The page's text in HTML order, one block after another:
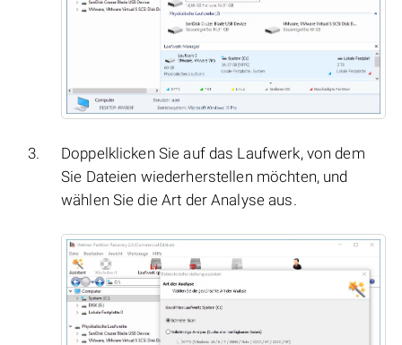
Doppelklicken Sie auf das Laufwerk, von dem
Sie Dateien wiederherstellen möchten, und
wählen Sie die Art der Analyse aus.